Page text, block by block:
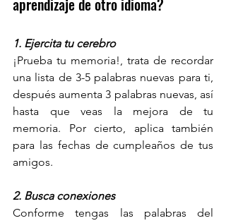
1. Ejercita tu cerebro
¡Prueba tu memoria!, trata de recordar
una lista de 3-5 palabras nuevas para ti,
después aumenta 3 palabras nuevas, así
hasta que veas la mejora de tu
memoria. Por cierto, aplica también
para las fechas de cumpleaños de tus
amigos.
2. Busca conexiones
Conforme tengas las palabras del